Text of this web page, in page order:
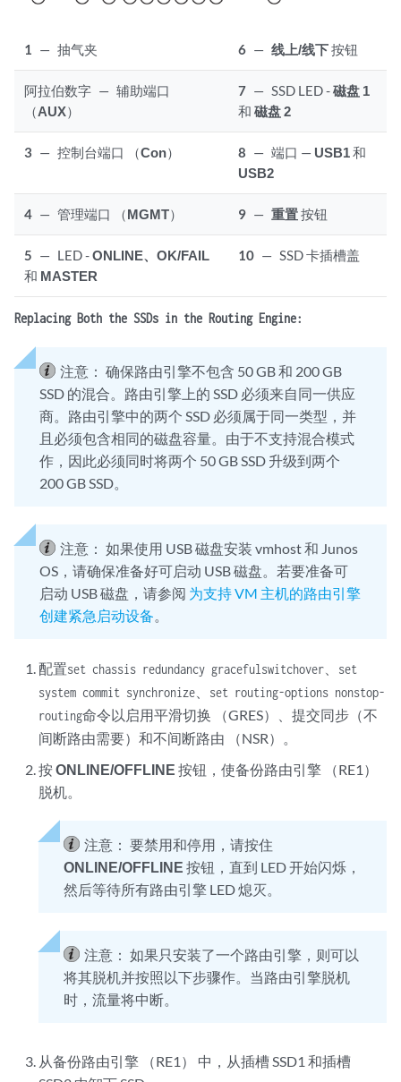
1 — 抽气夹 6 — 线上/线下按钮
阿拉伯数字 — 辅助端口
（AUX）
7 — SSD LED -磁盘 1
和 磁盘 2
3 — 控制台端口 （Con） 8 — 端口 — USB1和
USB2
4 — 管理端口 （MGMT） 9 — 重置按钮
5 — LED -ONLINE、OK/FAIL
和 MASTER
10 — SSD 卡插槽盖
Replacing Both the SSDs in the Routing Engine:
注意： 确保路由引擎不包含 50 GB 和 200 GB
SSD 的混合。路由引擎上的 SSD 必须来自同一供应
商。路由引擎中的两个 SSD 必须属于同一类型，并
且必须包含相同的磁盘容量。由于不支持混合模式
作，因此必须同时将两个 50 GB SSD 升级到两个
200 GB SSD。
注意： 如果使用 USB 磁盘安装 vmhost 和 Junos
OS，请确保准备好可启动 USB 磁盘。若要准备可
启动 USB 磁盘，请参阅 为支持 VM 主机的路由引擎
创建紧急启动设备
配置set chassis redundancy gracefulswitchover
set
system commit synchronize
set routing-options nonstop-
routing命令以启用平滑切换 （GRES）、提交同步（不
间断路由需要）和不间断路由 （NSR）。
按ONLINE/OFFLINE 按钮，使备份路由引擎 （RE1）
脱机。
注意： 要禁用和停用，请按住
ONLINE/OFFLINE 按钮，直到 LED 开始闪烁，
然后等待所有路由引擎 LED 熄灭。
注意： 如果只安装了一个路由引擎，则可以
将其脱机并按照以下步骤作。当路由引擎脱机
时，流量将中断。
从备份路由引擎 （RE1） 中，从插槽 SSD1 和插槽